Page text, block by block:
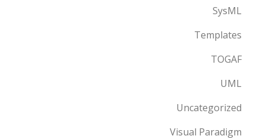
SysML
Templates
TOGAF
UML
Uncategorized
Visual Paradigm